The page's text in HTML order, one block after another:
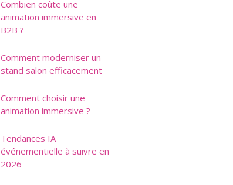
Combien coûte une
animation immersive en
B2B ?
Comment moderniser un
stand salon efficacement
Comment choisir une
animation immersive ?
Tendances IA
événementielle à suivre en
2026